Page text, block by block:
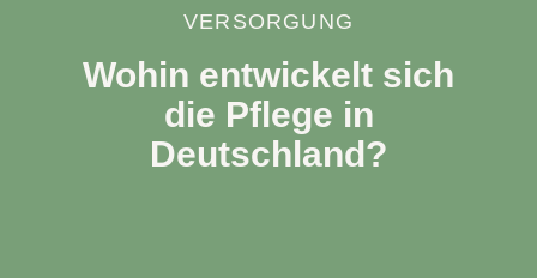
VERSORGUNG
Wohin entwickelt sich
die Pflege in
Deutschland?